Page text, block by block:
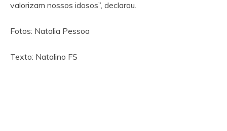
valorizam nossos idosos”, declarou.
Fotos: Natalia Pessoa
Texto: Natalino FS